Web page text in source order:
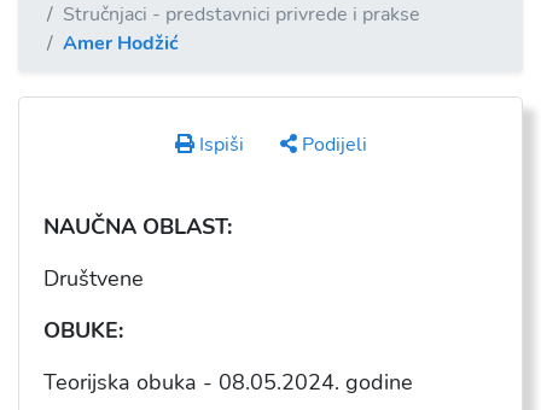
Stručnjaci - predstavnici privrede i prakse
Amer Hodžić
Ispiši Podijeli
NAUČNA OBLAST:
Društvene
OBUKE:
Teorijska obuka - 08.05.2024. godine